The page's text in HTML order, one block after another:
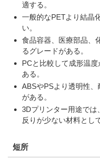
適する。
一般的なPETより結晶
い。
食品容器、医療部品、
るグレードがある。
PCと比較して成形温
ある。
ABSやPSより透明性
がある。
3Dプリンター用途では
反りが少ない材料とし
短所